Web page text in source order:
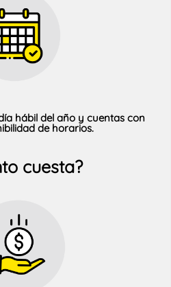
hábil del año y cuentas con
de horarios.
cuesta?